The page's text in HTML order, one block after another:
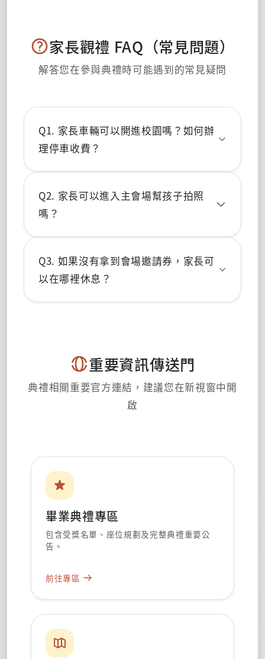
家長觀禮 FAQ（常見問題）
解答您在參與典禮時可能遇到的常見疑問
Q1. 家長車輛可以開進校園嗎？如何辦
理停車收費？
及新民校區之停車場均不予收費（全面免停車
費）
。當天請遵從校警隊與親善大使引導停放至
指定區域。
Q2. 家長可以進入主會場幫孩子拍照
嗎？
間座位有限，為確保典禮動線流暢，蘭潭校區僅
限持有特定邀請券之受獎家長
於指定座位區就
座。新民校區因主會場座位數不足，學校備有專
Q3. 如果沒有拿到會場邀請券，家長可
以在哪裡休息？
水設施。
重要資訊傳送門
典禮相關重要官方連結，建議您在新視窗中開
啟
畢業典禮專區
包含受獎名單、座位規劃及完整典禮重要公
告。
前往專區